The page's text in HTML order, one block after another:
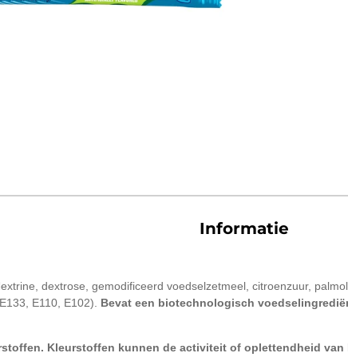
Informatie
dextrose, gemodificeerd voedselzetmeel, citroenzuur,
E110, E102). Bevat een biotechnologisch
Kleurstoffen kunnen de activiteit of oplettendheid